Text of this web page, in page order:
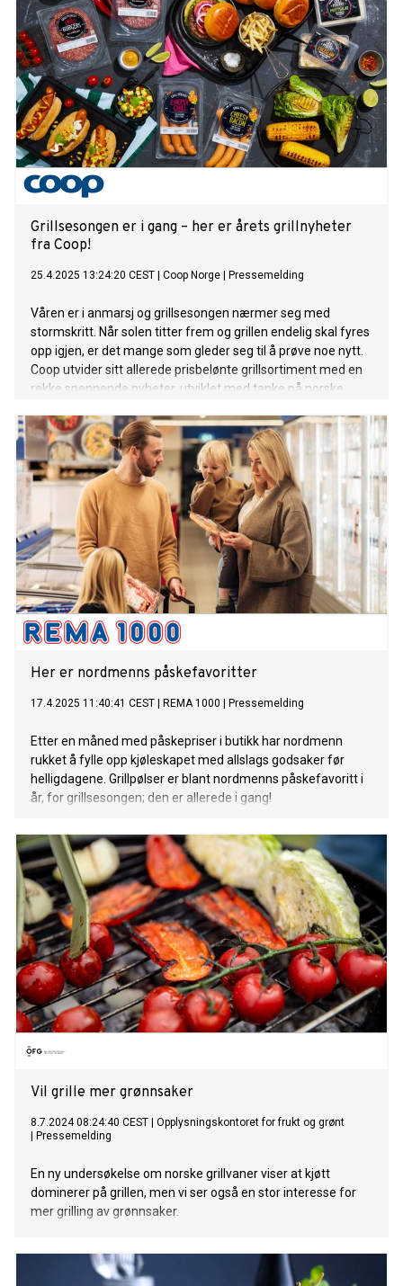
Grillsesongen er i gang – her er årets grillnyheter
fra Coop!
25.4.2025 13:24:20 CEST Coop Norge Pressemelding
Våren er i anmarsj og grillsesongen nærmer seg med
stormskritt. Når solen titter frem og grillen endelig skal fyres
opp igjen, er det mange som gleder seg til å prøve noe nytt.
Coop utvider sitt allerede prisbelønte grillsortiment med en
rekke spennende nyheter, utviklet med tanke på norske
Her er nordmenns påskefavoritter
17.4.2025 11:40:41 CEST REMA 1000 Pressemelding
Etter en måned med påskepriser i butikk har nordmenn
rukket å fylle opp kjøleskapet med allslags godsaker før
helligdagene. Grillpølser er blant nordmenns påskefavoritt i
år, for grillsesongen; den er allerede i gang!
Vil grille mer grønnsaker
8.7.2024 08:24:40 CEST
Opplysningskontoret for frukt og grønt
Pressemelding
En ny undersøkelse om norske grillvaner viser at kjøtt
dominerer på grillen, men vi ser også en stor interesse for
mer grilling av grønnsaker.